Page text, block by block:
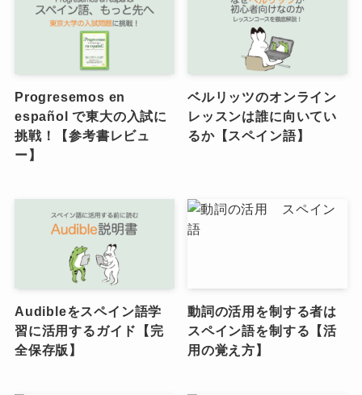
Progresemos en
español で東大の入試に
挑戦！【参考書レビュ
ー】
ベルリッツのオンライン
レッスンは誰に向いてい
るか【スペイン語】
Audibleをスペイン語学
習に活用するガイド【完
全保存版】
動詞の活用を制する者は
スペイン語を制する【活
用の覚え方】